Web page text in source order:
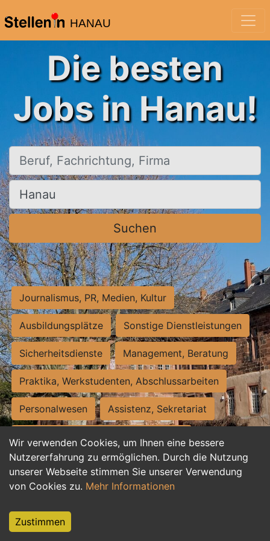
HANAU
Wir verwenden Cookies, um Ihnen eine bessere
Nutzererfahrung zu ermöglichen. Durch die Nutzung
unserer Webseite stimmen Sie unserer Verwendung
von Cookies zu. Mehr Informationen
Zustimmen
Die besten
Jobs in Hanau!
Beruf, Fachrichtung, Firma
Ort, Stadt
Suchen
Journalismus, PR, Medien, Kultur
Ausbildungsplätze Sonstige Dienstleistungen
Sicherheitsdienste Management, Beratung
Praktika, Werkstudenten, Abschlussarbeiten
Personalwesen Assistenz, Sekretariat
Hilfskräfte, Aushilfs- und Nebenjobs
Einkauf, Logistik, Materialwirtschaft
Weiterbildung, Studium, duale Ausbildung
Tourismus